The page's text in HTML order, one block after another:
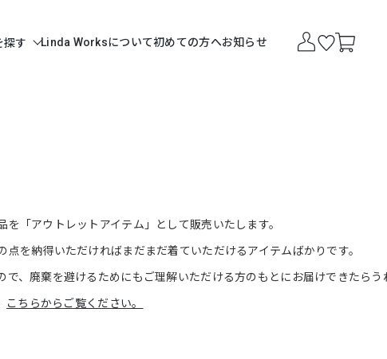
探す Linda Worksについて初めての方へお知らせ
「アウトレットアイテム」として販売いたします。
を納得いただければまだまだ着ていただけるアイテムばかりです。
、廃棄を避けるためにもご理解いただける方のもとにお届けできたらう
こちらからご覧ください。